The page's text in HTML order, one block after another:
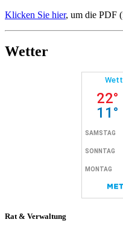
Klicken Sie hier, um die PDF
Wetter
Rat & Verwaltung